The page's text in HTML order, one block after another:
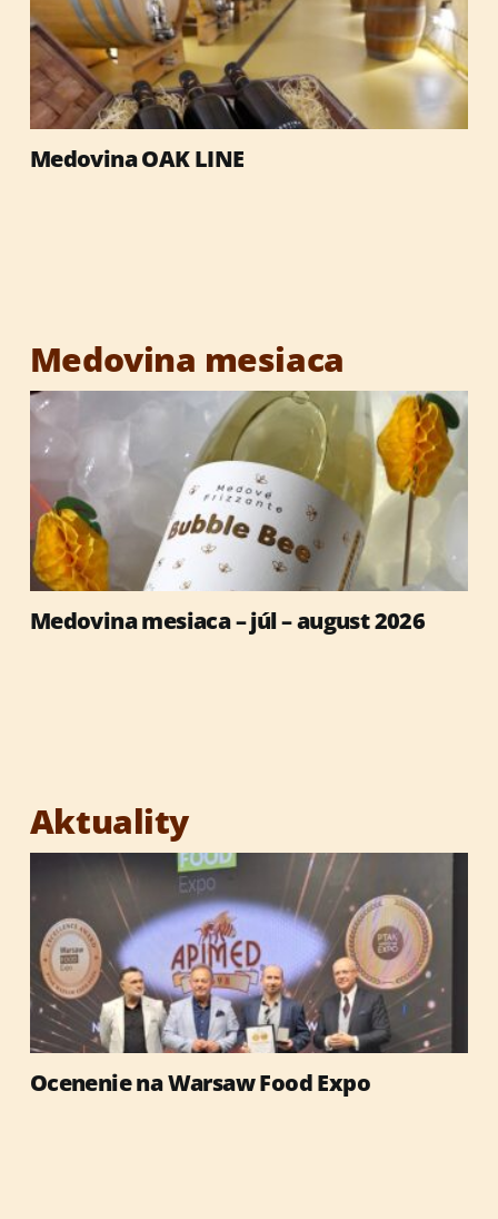
Darčekové obaly
Med
Výrobky so včelími produktmi
Medovina OAK LINE
Medovina mesiaca
Medovina mesiaca – júl – august 2026
Aktuality
Ocenenie na Warsaw Food Expo